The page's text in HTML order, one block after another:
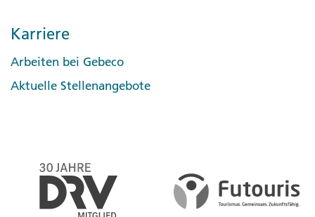
Karriere
Arbeiten bei Gebeco
Aktuelle Stellenangebote